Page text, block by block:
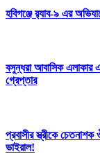
হবিগঞ্জে র‌্যাব-৯ এর
বসুন্ধরা আবাসিক এলাকার
গ্রেপ্তার
প্রবাসীর স্ত্রীকে
ভাইরাল!